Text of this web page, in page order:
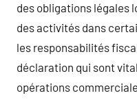
des obligations légales
des activités dans
les responsabilités
déclaration qui sont
opérations